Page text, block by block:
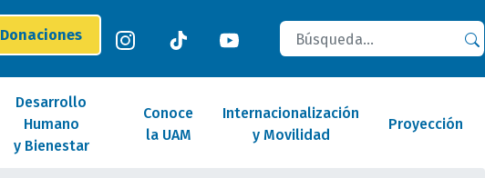
Donaciones
Buscar
Desarrollo
Humano
y Bienestar
Conoce
la UAM
Internacionalización
y Movilidad
Proyección